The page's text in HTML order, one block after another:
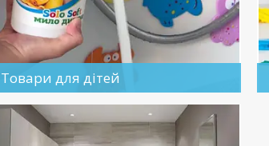
Товари для дітей